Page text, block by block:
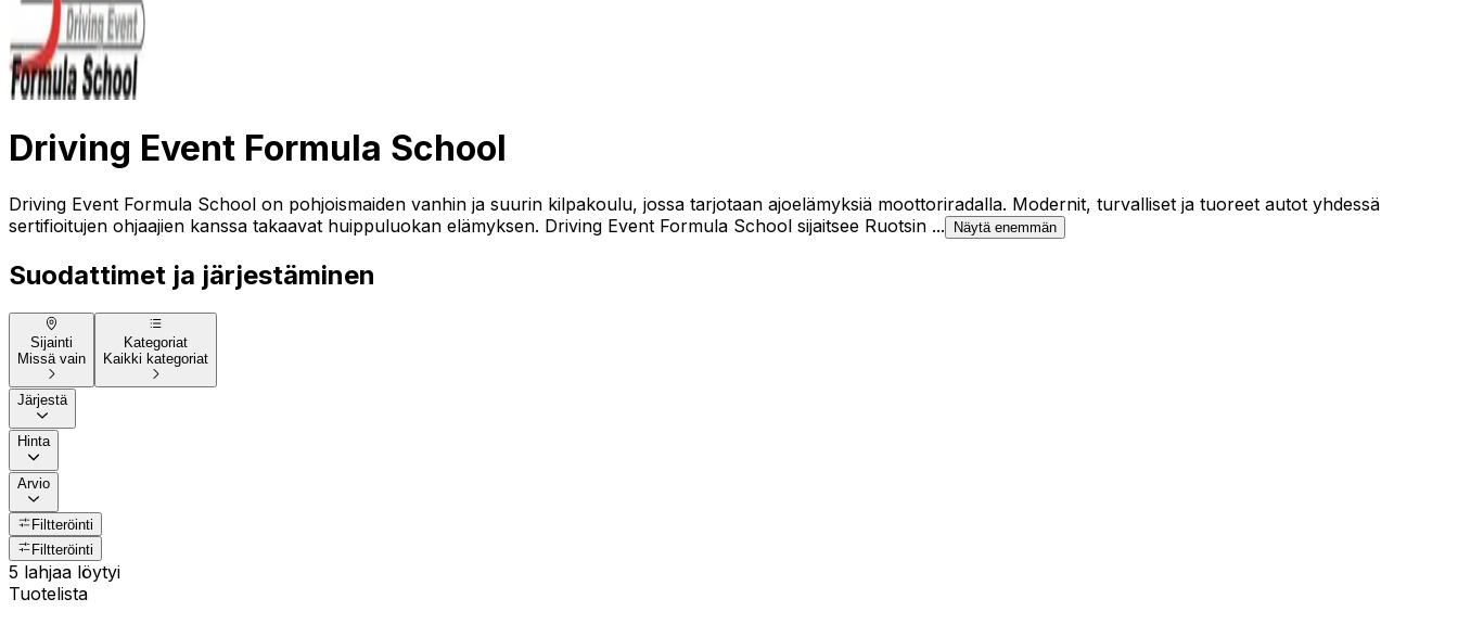
Driving Event Formula School
Driving Event Formula School on pohjoismaiden vanhin ja suurin kilpakoulu, jossa tarjotaan ajoelämyksiä moottoriradalla. Modernit, turvalliset ja tuoreet autot yhdessä
sertifioitujen ohjaajien kanssa takaavat huippuluokan elämyksen. Driving Event Formula School sijaitsee Ruotsin ...
Näytä enemmän
Suodattimet ja järjestäminen
Sijainti
Missä vain
Kategoriat
Kaikki kategoriat
Järjestä
Hinta
Arvio
Filtteröinti
Filtteröinti
5 lahjaa löytyi
Tuotelista